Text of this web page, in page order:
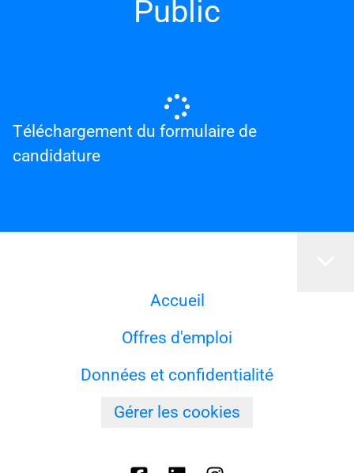
Public
Téléchargement du formulaire de
candidature
Accueil
Offres d'emploi
Données et confidentialité
Gérer les cookies